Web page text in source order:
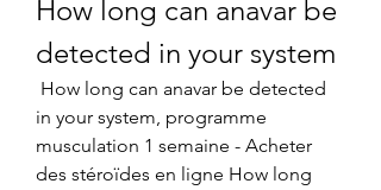
How long can anavar be
detected in your system
in your system, programme
musculation 1 semaine - Acheter
des stéroïdes en ligne How long